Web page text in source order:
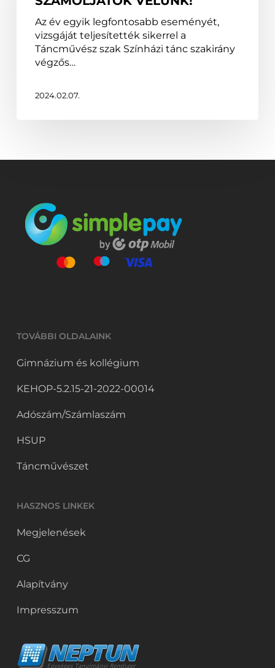
velünk!
Az év egyik legfontosabb eseményét,
vizsgáját teljesítették sikerrel a
Táncművész szak Színházi tánc szakirány
végzős…
2024.02.07.
TOVÁBBI OLDALAINK
Gimnázium és kollégium
KEHOP-5.2.15-21-2022-00014
Adószám/Számlaszám
HSUP
Táncművészet
HASZNOS LINKEK
Megjelenések
CG
Alapítvány
Impresszum